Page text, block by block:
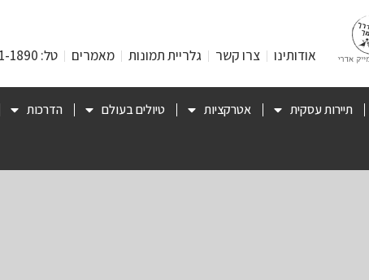
אודותינו צרו קשר גלריית תמונות מאמרים טל: 053-471-1890
תיירות עסקית אטרקציות טיולים בעולם הדרכות